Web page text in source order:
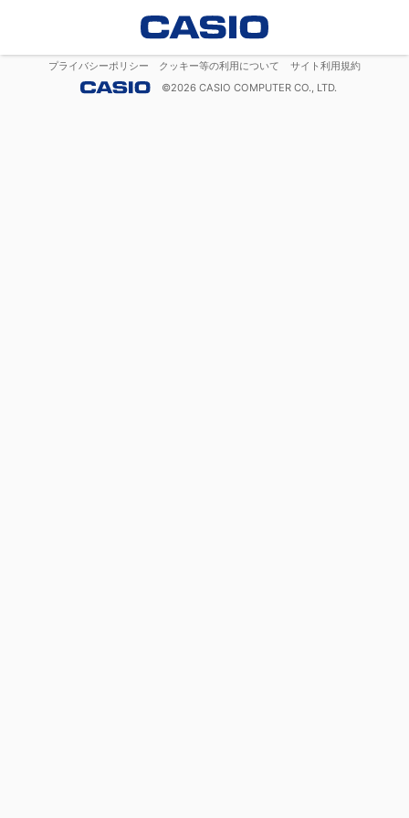
プライバシーポリシー クッキー等の利用について
サイト利用規約
©2026 CASIO COMPUTER CO., LTD.